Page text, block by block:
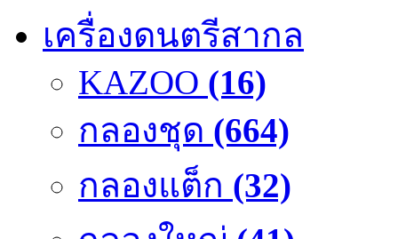
เครื่องดนตรีสากล
KAZOO (16)
กลองชุด (664)
กลองแต็ก (32)